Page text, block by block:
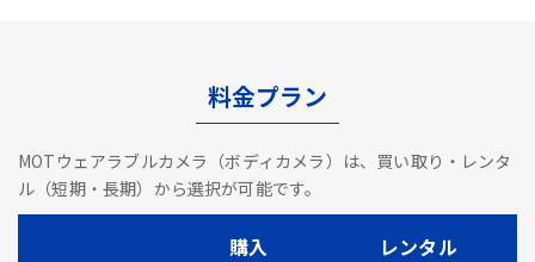
料金プラン
MOTウェアラブルカメラ（ボディカメラ）は、買い取り・レンタ
ル（短期・長期）から選択が可能です。
購入 レンタル